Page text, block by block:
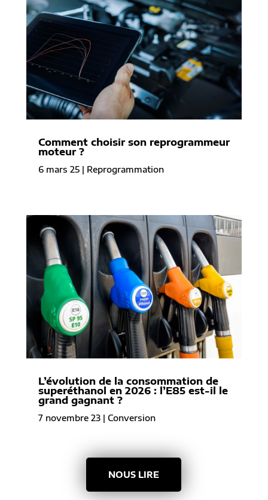
Comment choisir son reprogrammeur
moteur ?
6 mars 25| Reprogrammation
L’évolution de la consommation de
superéthanol en 2026 : l’E85 est-il le
grand gagnant ?
7 novembre 23| Conversion
NOUS LIRE